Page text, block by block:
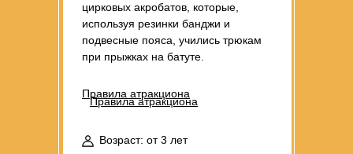
Правила атракциона
цирковых акробатов, которые,
используя резинки банджи и
подвесные пояса, учились трюкам
при прыжках на батуте.
Возраст: от 3 лет
Правила атракциона